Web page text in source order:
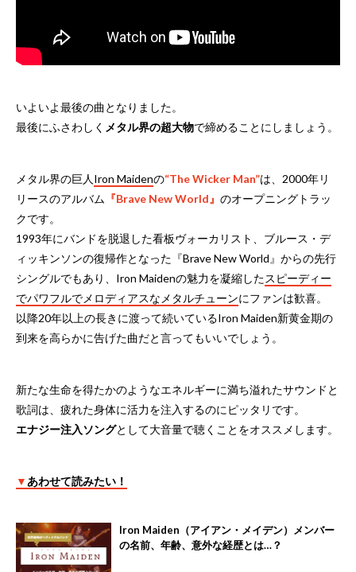
いよいよ最後の曲となりました。
最後にふさわしく メタル界の超大物で締めることにしましょう。
メタル界の巨人 Iron Maidenの“The Wicker Man”は、2000年リ
リースのアルバム 『Brave New World』 のオープニングトラッ
クです。
1993年にバンドを脱退した看板ヴォーカリスト、ブルース・デ
ィッキンソンの復帰作となった『Brave New World』からの先行
シングルでもあり、Iron Maidenの魅力を凝縮したスピーディー
でパワフルでメロディアスなメタルチューンにファンは歓喜。
以降20年以上の長きに渡って続いているIron Maiden新黄金期の
到来を高らかに告げた曲だと言ってもいいでしょう。
新たな生命を得たかのようなエネルギーに満ち溢れたサウンドと
歌詞は、疲れた身体に活力を注入するのにピッタリです。
エナジー注入ソングとして大音量で聴くことをオススメします。
▼ あわせて読みたい！
Iron Maiden（アイアン・メイデン）メンバー
の名前、年齢、意外な経歴とは…？